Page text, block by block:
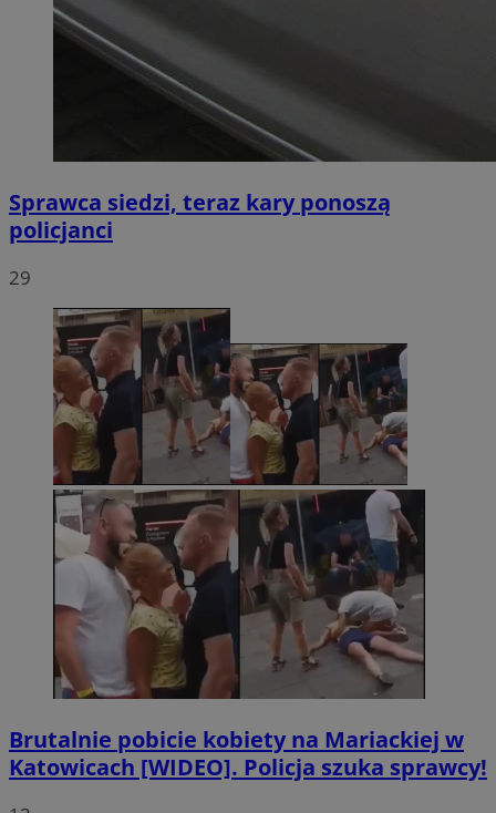
Sprawca siedzi, teraz kary ponoszą
policjanci
29
Brutalnie pobicie kobiety na Mariackiej w
Katowicach [WIDEO]. Policja szuka sprawcy!